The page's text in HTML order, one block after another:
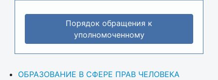
Порядок обращения к
уполномоченному
ОБРАЗОВАНИЕ В СФЕРЕ ПРАВ ЧЕЛОВЕКА